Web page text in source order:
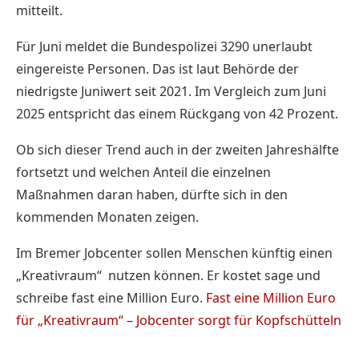
mitteilt.
Für Juni meldet die Bundespolizei 3290 unerlaubt
eingereiste Personen. Das ist laut Behörde der
niedrigste Juniwert seit 2021. Im Vergleich zum Juni
2025 entspricht das einem Rückgang von 42 Prozent.
Ob sich dieser Trend auch in der zweiten Jahreshälfte
fortsetzt und welchen Anteil die einzelnen
Maßnahmen daran haben, dürfte sich in den
kommenden Monaten zeigen.
Im Bremer Jobcenter sollen Menschen künftig einen
„Kreativraum“ nutzen können. Er kostet sage und
schreibe fast eine Million Euro. Fast eine Million Euro
für „Kreativraum“ – Jobcenter sorgt für Kopfschütteln